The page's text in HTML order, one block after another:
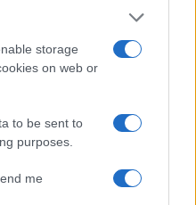
storage
on web or
to be sent to
purposes.
me